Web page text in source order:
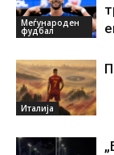
Меѓународен
фудбал
Италија